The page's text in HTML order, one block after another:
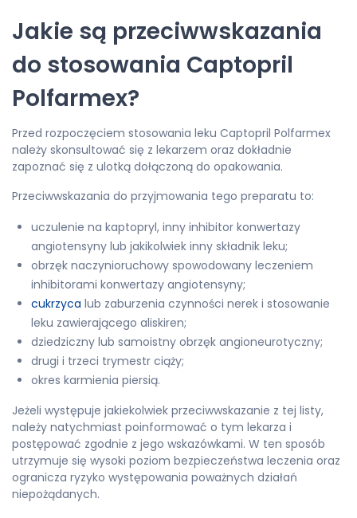
Jakie są przeciwwskazania
do stosowania Captopril
Polfarmex?
Przed rozpoczęciem stosowania leku Captopril Polfarmex
należy skonsultować się z lekarzem oraz dokładnie
zapoznać się z ulotką dołączoną do opakowania.
Przeciwwskazania do przyjmowania tego preparatu to:
uczulenie na kaptopryl, inny inhibitor konwertazy
angiotensyny lub jakikolwiek inny składnik leku;
obrzęk naczynioruchowy spowodowany leczeniem
inhibitorami konwertazy angiotensyny;
cukrzyca lub zaburzenia czynności nerek i stosowanie
leku zawierającego aliskiren;
dziedziczny lub samoistny obrzęk angioneurotyczny;
drugi i trzeci trymestr ciąży;
okres karmienia piersią.
Jeżeli występuje jakiekolwiek przeciwwskazanie z tej listy,
należy natychmiast poinformować o tym lekarza i
postępować zgodnie z jego wskazówkami. W ten sposób
utrzymuje się wysoki poziom bezpieczeństwa leczenia oraz
ogranicza ryzyko występowania poważnych działań
niepożądanych.